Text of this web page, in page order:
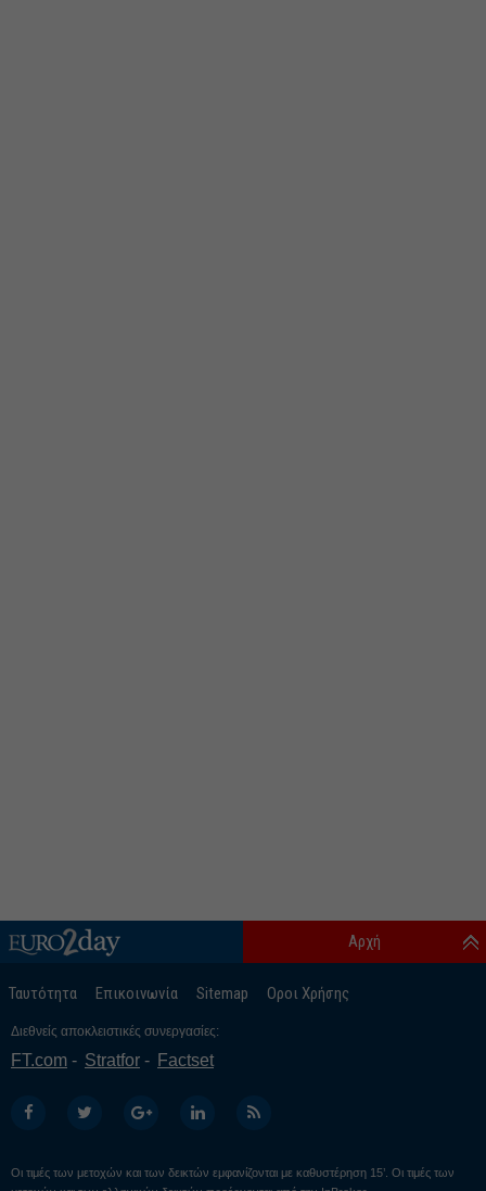
Ταυτότητα Επικοινωνία Sitemap Οροι Χρήσης
Αρχή
Διεθνείς αποκλειστικές συνεργασίες:
FT.com Stratfor Factset
Οι τιμές των μετοχών και των δεικτών εμφανίζονται με καθυστέρηση 15’. Οι τιμές των